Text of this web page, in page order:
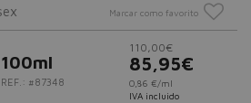
Marcar como favorito
100ml
REF.: #87348
110,00€
85,95€
0,86 €/ml
IVA incluido